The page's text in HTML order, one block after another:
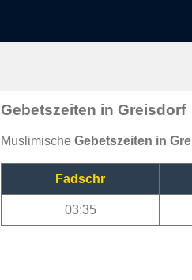
Gebetszeiten in Greisdorf
Muslimische Gebetszeiten in
Fadschr
03:35